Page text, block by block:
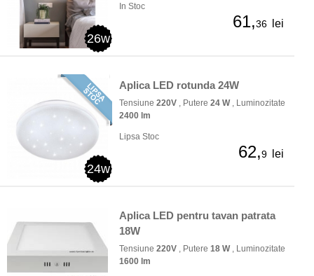
26w
In Stoc
61,36 lei
24w
Aplica LED rotunda 24W
Tensiune 220V , Putere 24 W, Luminozitate
2400 lm
Lipsa Stoc
62,9 lei
Aplica LED pentru tavan patrata
18W
Tensiune 220V , Putere 18 W, Luminozitate
1600 lm